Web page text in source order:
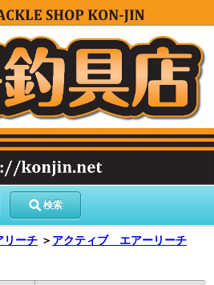
検索
リーチ ＞ アクティブ エアーリーチ